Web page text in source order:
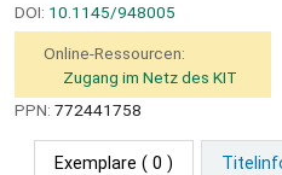
DOI: 10.1145/948005
Online-Ressourcen:
Zugang im Netz des KIT
PPN: 772441758
Exemplare ( 0 )